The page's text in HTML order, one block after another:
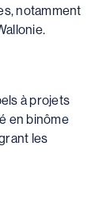
notamment
à projets
en binôme
les